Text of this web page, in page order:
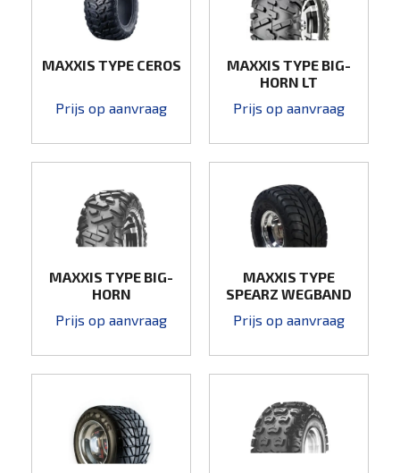
MAXXIS TYPE CEROS
Prijs op aanvraag
MAXXIS TYPE BIG-
HORN LT
Prijs op aanvraag
MAXXIS TYPE BIG-
HORN
Prijs op aanvraag
MAXXIS TYPE
SPEARZ WEGBAND
Prijs op aanvraag